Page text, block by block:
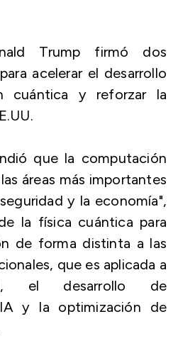
Trump firmó dos
acelerar el desarrollo
cuántica y reforzar la
que la computación
áreas más importantes
y la economía",
la física cuántica para
de forma distinta a las
que es aplicada a
el desarrollo de
y la optimización de